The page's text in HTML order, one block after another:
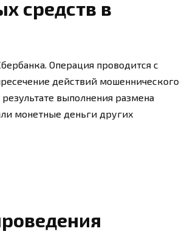
средств в
Операция проводится с
действий мошеннического
выполнения размена
монетные деньги других